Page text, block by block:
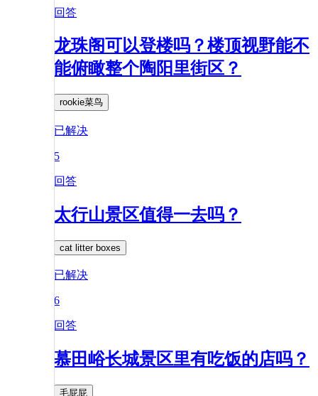
回答
龙珠阁可以登楼吗？楼顶视野能不
能俯瞰整个陶阳里街区？
rookie菜鸟
已解决
5
回答
太行山景区值得一去吗？
cat litter boxes
已解决
6
回答
慕田峪长城景区里有吃饭的店吗？
毛屁屁